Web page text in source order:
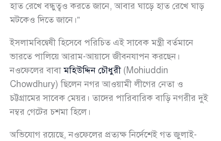
হাত রেখে বন্ধুত্বও করতে জানে, আবার ঘাড়ে হাত রেখে ঘাড়
মটকেও দিতে জানে।”
ইসলামবিদ্বেষী হিসেবে পরিচিত এই সাবেক মন্ত্রী বর্তমানে
ভারতে পালিয়ে আরাম-আয়াসে জীবনযাপন করছেন।
নওফেলের বাবামহিউদ্দিন চৌধুরী(Mohiuddin
Chowdhury) ছিলেন নগর আওয়ামী লীগের নেতা ও
চট্টগ্রামের সাবেক মেয়র। তাদের পারিবারিক বাড়ি নগরীর দুই
নম্বর গেটের চশমা হিলে।
অভিযোগ রয়েছে, নওফেলের প্রত্যক্ষ নির্দেশেই গত জুলাই-